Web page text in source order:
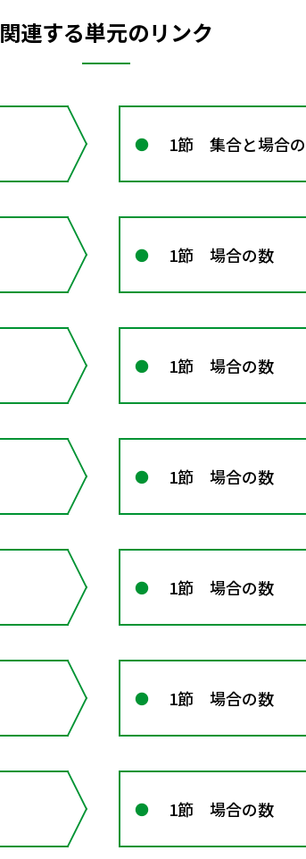
関連する単元のリンク
1節 集合と場合
1節 場合の数
1節 場合の数
1節 場合の数
1節 場合の数
1節 場合の数
1節 場合の数